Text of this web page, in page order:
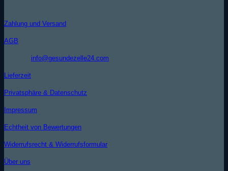
Zahlung und Versand
AGB
info@gesundezelle24.com
Lieferzeit
Privatsphäre & Datenschutz
Impressum
Echtheit von Bewertungen
Widerrufsrecht & Widerrufsformular
Über uns